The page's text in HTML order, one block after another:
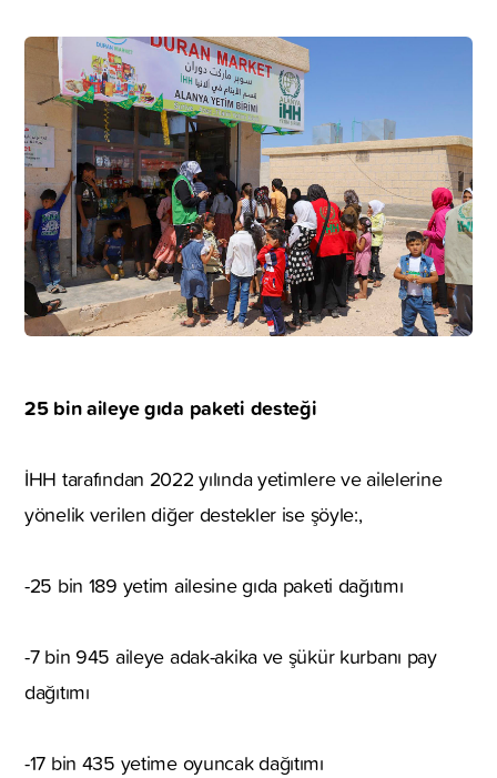
25 bin aileye gıda paketi desteği
İHH tarafından 2022 yılında yetimlere ve ailelerine
yönelik verilen diğer destekler ise şöyle:,
-25 bin 189 yetim ailesine gıda paketi dağıtımı
-7 bin 945 aileye adak-akika ve şükür kurbanı pay
dağıtımı
-17 bin 435 yetime oyuncak dağıtımı